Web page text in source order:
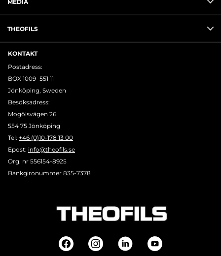
MEDIA
THEOFILS
KONTAKT
Postadress:
BOX 1009 551 11
Jönköping, Sweden
Besöksadress:
Mogölsvägen 26
554 75 Jönköping
Tel: +46 (0)10-178 13 00
Epost: info@theofils.se
Org. nr 556154-8925
Bankgironummer 835-7378